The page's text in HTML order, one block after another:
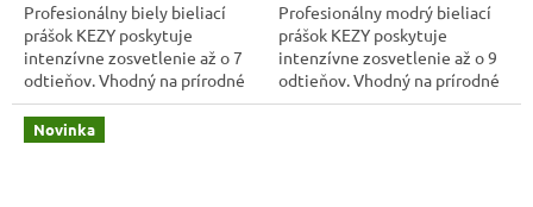
Profesionálny biely bieliací
prášok KEZY poskytuje
intenzívne zosvetlenie až o 7
odtieňov. Vhodný na prírodné
aj farbené vlasy, zabezpečuje
rovnomerné odfarbenie bez
žltých...
Profesionálny modrý bieliací
prášok KEZY poskytuje
intenzívne zosvetlenie až o 9
odtieňov. Vhodný na prírodné
aj farbené vlasy, zabezpečuje
Novinka